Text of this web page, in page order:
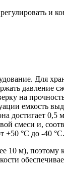
и
Для
давление
на
емкость
0,5
смеси и,
+50 °С до -40 °С.
10 м),